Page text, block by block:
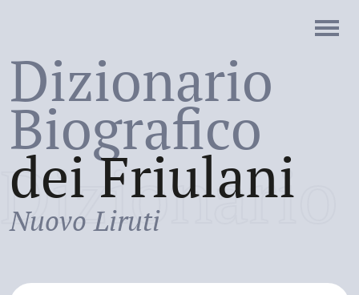
Dizionario
Biografico
dei Friulani
Nuovo Liruti
Dizionario